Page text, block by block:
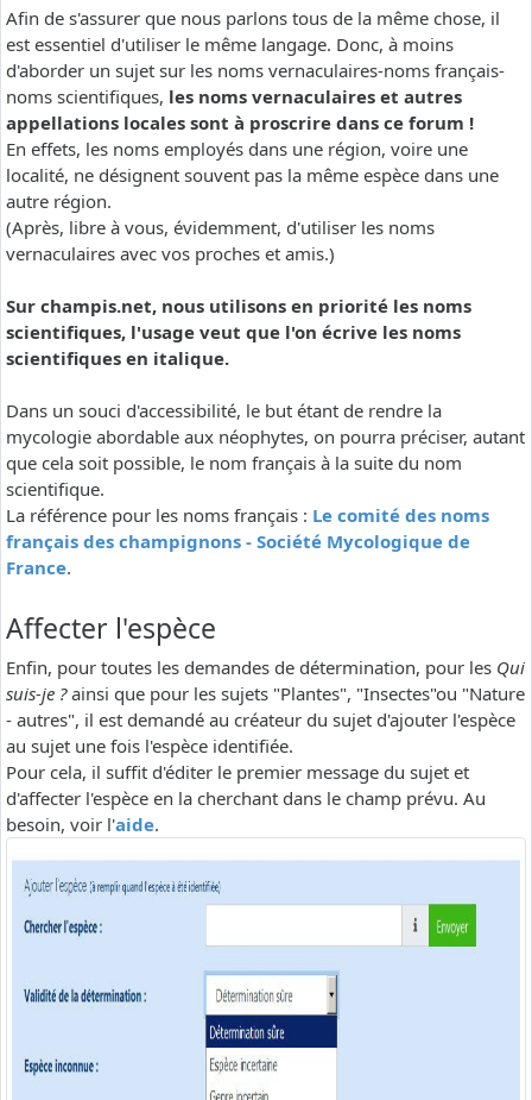
Afin de s'assurer que nous parlons tous de la même chose, il
est essentiel d'utiliser le même langage. Donc, à moins
d'aborder un sujet sur les noms vernaculaires-noms français-
noms scientifiques, les noms vernaculaires et autres
appellations locales sont à proscrire dans ce forum !
En effets, les noms employés dans une région, voire une
localité, ne désignent souvent pas la même espèce dans une
autre région.
(Après, libre à vous, évidemment, d'utiliser les noms
vernaculaires avec vos proches et amis.)
Sur champis.net, nous utilisons en priorité les noms
scientifiques, l'usage veut que l'on écrive les noms
scientifiques en italique.
Dans un souci d'accessibilité, le but étant de rendre la
mycologie abordable aux néophytes, on pourra préciser, autant
que cela soit possible, le nom français à la suite du nom
scientifique.
La référence pour les noms français : Le comité des noms
français des champignons - Société Mycologique de
France.
Affecter l'espèce
Enfin, pour toutes les demandes de détermination, pour les Qui
suis-je ?ainsi que pour les sujets "Plantes", "Insectes"ou "Nature
- autres", il est demandé au créateur du sujet d'ajouter l'espèce
au sujet une fois l'espèce identifiée.
Pour cela, il suffit d'éditer le premier message du sujet et
d'affecter l'espèce en la cherchant dans le champ prévu. Au
besoin, voir l'aide.